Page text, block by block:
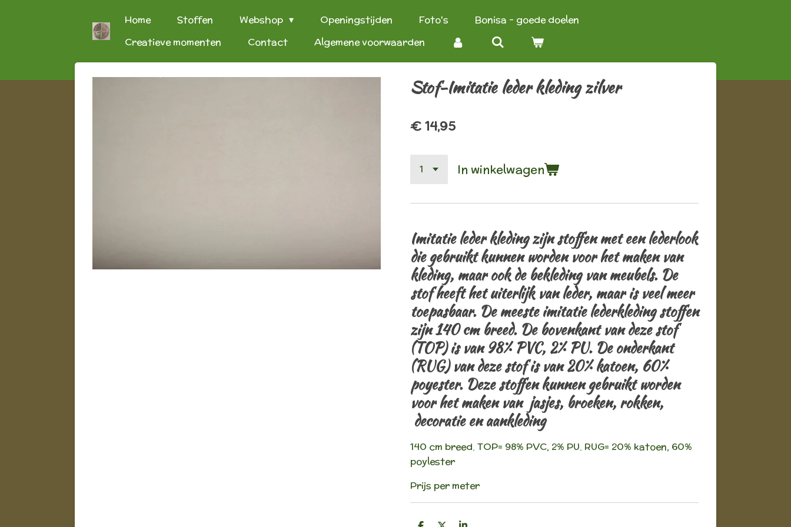
Home Stoffen Webshop Openingstijden Foto's
Bonisa - goede doelen
Creatieve momenten
Contact Algemene voorwaarden
Stof-Imitatie leder kleding zilver
€ 14,95
In winkelwagen
Imitatie leder kleding zijn stoffen met een lederlook
die gebruikt kunnen worden voor het maken van
kleding, maar ook de bekleding van meubels. De
stof heeft het uiterlijk van leder, maar is veel meer
toepasbaar. De meeste imitatie lederkleding stoffen
zijn 140 cm breed. De bovenkant van deze stof
(TOP) is van 98% PVC, 2% PU. De onderkant
(RUG) van deze stof is van 20% katoen, 60%
poyester. Deze stoffen kunnen gebruikt worden
voor het maken van jasjes, broeken, rokken,
decoratie en aankleding
140 cm breed. TOP= 98% PVC, 2% PU. RUG= 20% katoen, 60%
poylester
Prijs per meter